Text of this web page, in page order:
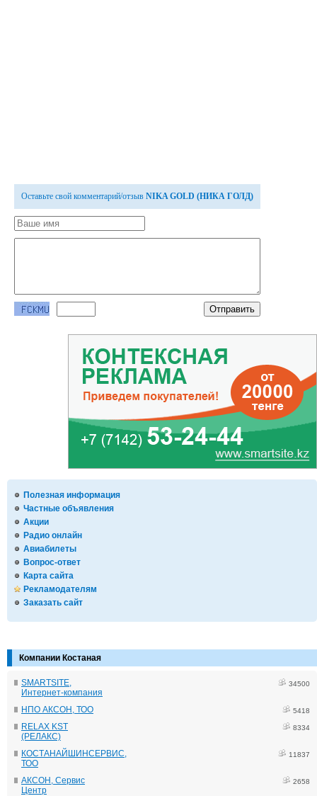
Полезная информация
Частные объявления
Акции
Радио онлайн
Авиабилеты
Вопрос-ответ
Карта сайта
Рекламодателям
Заказать сайт
Компании Костаная
SMARTSITE,
Интернет-компания
34500
НПО АКСОН, ТОО 5418
RELAX KST
(РЕЛАКС)
8334
КОСТАНАЙШИНСЕРВИС,
ТОО
11837
АКСОН, Сервис
Центр
2658
Оставьте свой комментарий/отзыв NIKA GOLD (НИКА ГОЛД)